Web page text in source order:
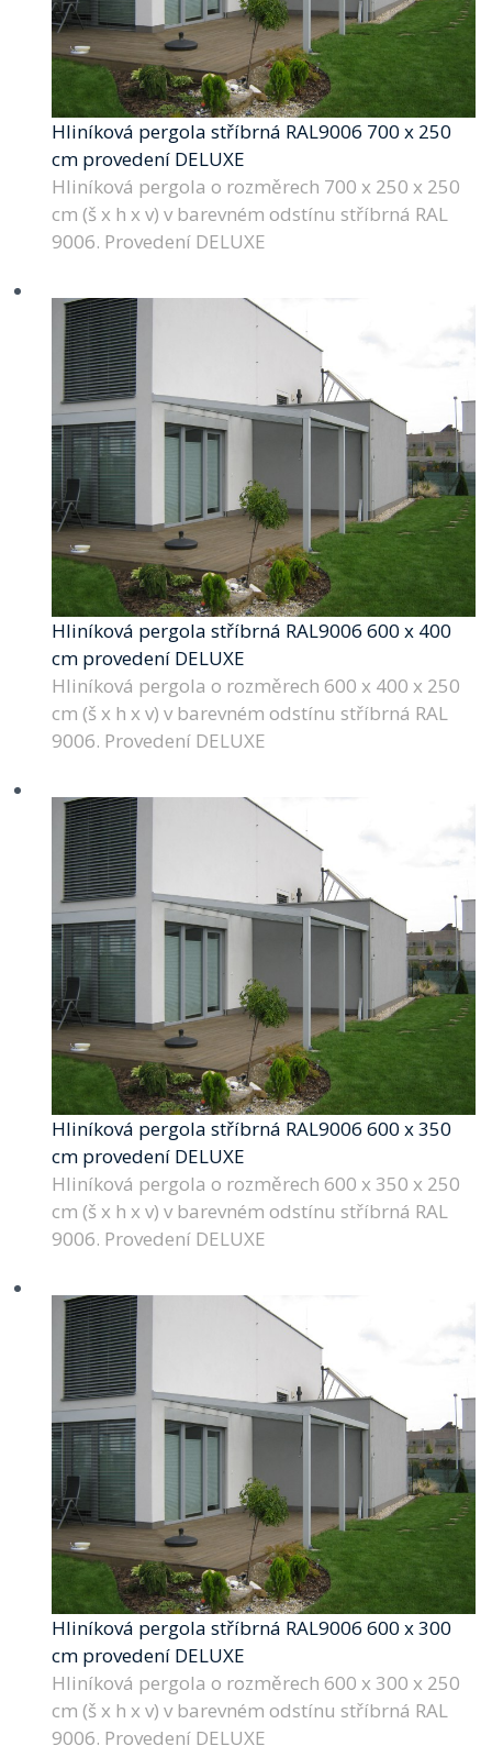
Hliníková pergola stříbrná RAL9006 700 x 250
cm provedení DELUXE
Hliníková pergola o rozměrech 700 x 250 x 250
cm (š x h x v) v barevném odstínu stříbrná RAL
9006. Provedení DELUXE
Hliníková pergola stříbrná RAL9006 600 x 400
cm provedení DELUXE
Hliníková pergola o rozměrech 600 x 400 x 250
cm (š x h x v) v barevném odstínu stříbrná RAL
9006. Provedení DELUXE
Hliníková pergola stříbrná RAL9006 600 x 350
cm provedení DELUXE
Hliníková pergola o rozměrech 600 x 350 x 250
cm (š x h x v) v barevném odstínu stříbrná RAL
9006. Provedení DELUXE
Hliníková pergola stříbrná RAL9006 600 x 300
cm provedení DELUXE
Hliníková pergola o rozměrech 600 x 300 x 250
cm (š x h x v) v barevném odstínu stříbrná RAL
9006. Provedení DELUXE